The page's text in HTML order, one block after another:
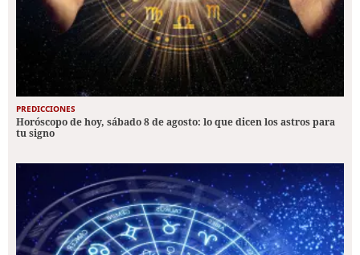
PREDICCIONES
Horóscopo de hoy, sábado 8 de agosto: lo que dicen los astros para
tu signo